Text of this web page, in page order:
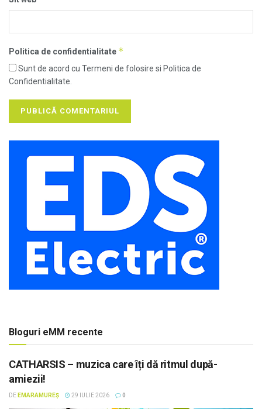
Politica de confidentialitate *
Sunt de acord cu Termeni de folosire si Politica de
Confidentialitate.
Bloguri eMM recente
CATHARSIS – muzica care îți dă ritmul după-
amiezii!
DE EMARAMUREȘ 29 IULIE 2026 0